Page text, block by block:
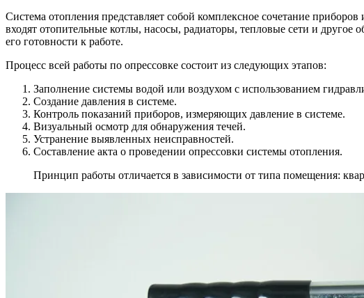
Система отопления представляет собой комплексное сочетание
входят отопительные котлы, насосы, радиаторы, тепловые сети и другое
его готовности к работе.
Процесс всей работы по опрессовке состоит из следующих этапов:
Заполнение системы водой или воздухом с использованием
Создание давления в системе.
Контроль показаний приборов, измеряющих давление в системе.
Визуальный осмотр для обнаружения течей.
Устранение выявленных неисправностей.
Составление акта о проведении опрессовки системы отопления.
Принцип работы отличается в зависимости от типа помещения: